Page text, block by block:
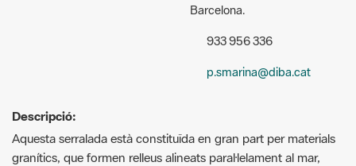
Barcelona.
933 956 336
p.smarina@diba.cat
Descripció:
Aquesta serralada està constituïda en gran part per materials
granítics, que formen relleus alineats paral·lelament al mar,